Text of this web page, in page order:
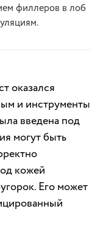
филлеров в лоб
оказался
и инструменты
введена под
могут быть
кожей
Его может